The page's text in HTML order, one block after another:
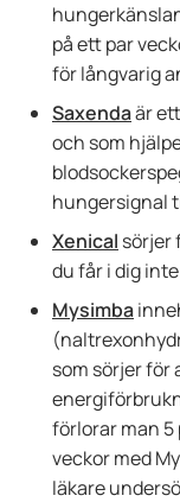
på ett par
för långvarig
Saxendaär
och som
hungersignal
Xenical sörjer
du får i dig
Mysimba
som sörjer
förlorar man 5
veckor med
läkare